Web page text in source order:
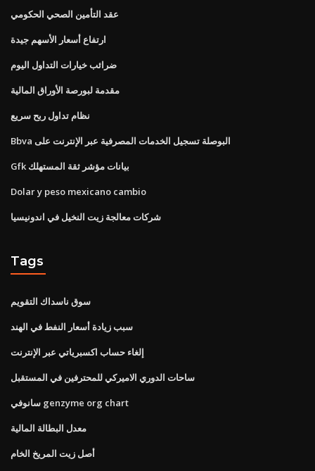
عقد التأمين الصحي الحكومي
ارتفاع أسعار الأسهم جيدة
ضرائب خيارات التداول اليوم
مقدمة لبورصة الأوراق المالية
نظام تداول ربح سريع
Bbva البوصلة تسجيل الخدمات المصرفية عبر الإنترنت على
Gfk بيانات مؤشر ثقة المستهلك
Dolar y peso mexicano cambio
شركات معالجة زيت النخيل في اندونيسيا
Tags
سوق ناسداك التقويم
سبب زيادة أسعار النفط في الهند
إلغاء حساب اكسبرياتي عبر الإنترنت
ساحات الدوري الاميركي للمحترفين في المستقبل
سانوفي genzyme org chart
معدل البطالة المالية
أصل زيت المريخ الخام